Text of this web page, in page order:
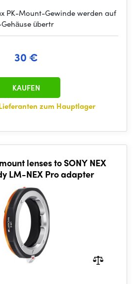
PK-Mount-Gewinde werden auf
übertr
30 €
zum Hauptlager
KAUFEN
lenses to SONY NEX
LM-NEX Pro adapter